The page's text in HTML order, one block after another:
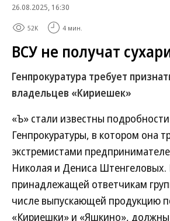
26.08.2025, 16:30
52K 4 мин.
ВСУ не получат
Генпрокуратура требует
владельцев «Кириешек»
«Ъ» стали известны подробности
Генпрокуратуры, в котором она
экстремистами
Николая и Дениса Штенгеловых.
принадлежащей ответчикам
числе выпускающей продукцию
«Кириешки» и «Яшкино»,